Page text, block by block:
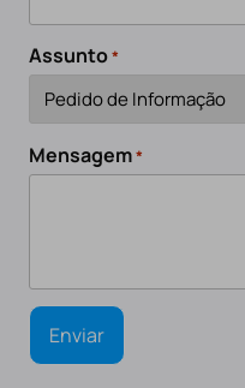
Assunto*
Mensagem*